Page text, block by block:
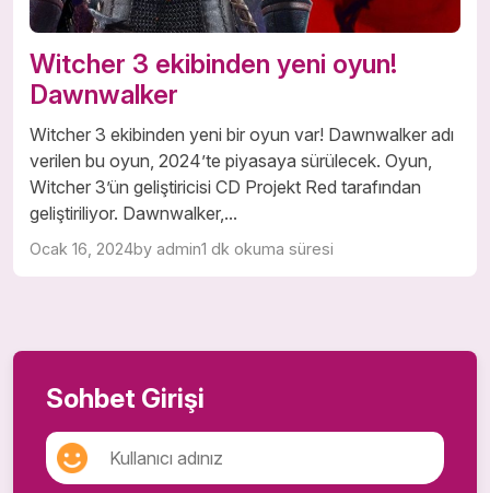
Witcher 3 ekibinden yeni oyun!
Dawnwalker
Witcher 3 ekibinden yeni bir oyun var! Dawnwalker adı
verilen bu oyun, 2024’te piyasaya sürülecek. Oyun,
Witcher 3’ün geliştiricisi CD Projekt Red tarafından
geliştiriliyor. Dawnwalker,...
Ocak 16, 2024by admin1 dk okuma süresi
Sohbet Girişi